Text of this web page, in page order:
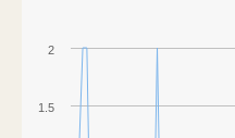
1.5
2